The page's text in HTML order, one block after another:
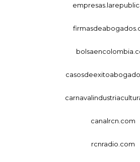
canalrcn.com
rcnradio.com